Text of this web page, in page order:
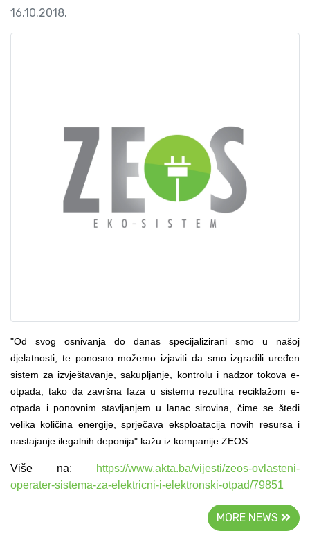
16.10.2018.
"Od svog osnivanja do danas specijalizirani smo u našoj
djelatnosti, te ponosno možemo izjaviti da smo izgradili uređen
sistem za izvještavanje, sakupljanje, kontrolu i nadzor tokova e-
otpada, tako da završna faza u sistemu rezultira reciklažom e-
otpada i ponovnim stavljanjem u lanac sirovina, čime se štedi
velika količina energije, sprječava eksploatacija novih resursa i
nastajanje ilegalnih deponija" kažu iz kompanije ZEOS.
Više na:
https://www.akta.ba/vijesti/zeos-ovlasteni-
operater-sistema-za-elektricni-i-elektronski-otpad/79851
MORE NEWS